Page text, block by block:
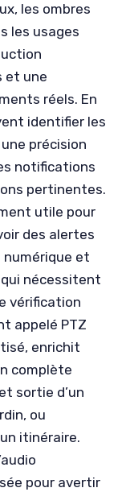
les ombres
les usages
et une
réels. En
identifier les
précision
notifications
pertinentes.
utile pour
des alertes
numérique et
nécessitent
vérification
appelé PTZ
enrichit
complète
sortie d’un
ou
itinéraire.
pour avertir